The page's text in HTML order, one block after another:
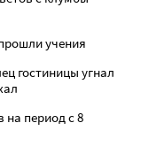
учения
гостиницы угнал
на период с 8